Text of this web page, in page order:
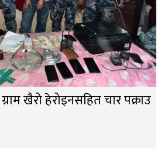
खैरो हेरोइनसहित चार पक्राउ